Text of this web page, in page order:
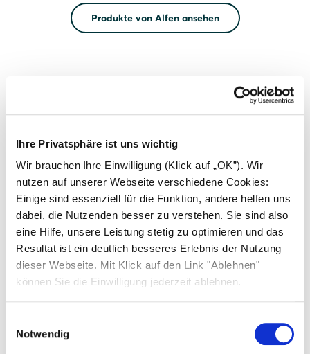
Ihre Privatsphäre ist uns wichtig
Wir brauchen Ihre Einwilligung (Klick auf „OK”). Wir
nutzen auf unserer Webseite verschiedene Cookies:
Einige sind essenziell für die Funktion, andere helfen uns
dabei, die Nutzenden besser zu verstehen. Sie sind also
eine Hilfe, unsere Leistung stetig zu optimieren und das
Resultat ist ein deutlich besseres Erlebnis der Nutzung
dieser Webseite. Mit Klick auf den Link "Ablehnen"
können Sie die Einwilligung jederzeit ablehnen.
Notwendig
Produkte von Alfen ansehen